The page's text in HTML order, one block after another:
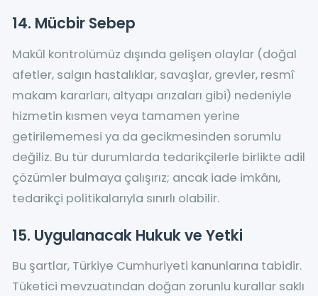
14. Mücbir Sebep
Makûl kontrolümüz dışında gelişen olaylar (doğal
afetler, salgın hastalıklar, savaşlar, grevler, resmî
makam kararları, altyapı arızaları gibi) nedeniyle
hizmetin kısmen veya tamamen yerine
getirilememesi ya da gecikmesinden sorumlu
değiliz. Bu tür durumlarda tedarikçilerle birlikte adil
çözümler bulmaya çalışırız; ancak iade imkânı,
tedarikçi politikalarıyla sınırlı olabilir.
15. Uygulanacak Hukuk ve Yetki
Bu şartlar, Türkiye Cumhuriyeti kanunlarına tabidir.
Tüketici mevzuatından doğan zorunlu kurallar saklı